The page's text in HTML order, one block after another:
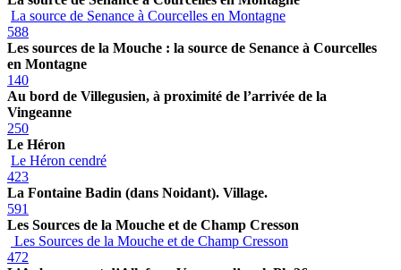
La source de Senance à Courcelles en Montagne
588
Les sources de la Mouche : la source de Senance à Courcelles
en Montagne
140
Au bord de Villegusien, à proximité de l’arrivée de la
Vingeanne
250
Le Héron
Le Héron cendré
423
La Fontaine Badin (dans Noidant). Village.
591
Les Sources de la Mouche et de Champ Cresson
Les Sources de la Mouche et de Champ Cresson
472